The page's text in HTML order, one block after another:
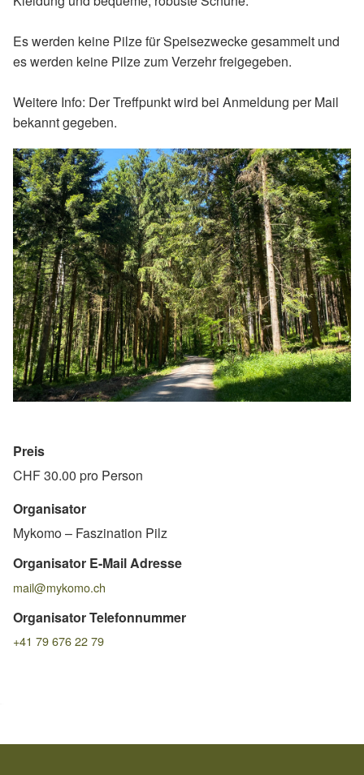
Es werden keine Pilze für Speisezwecke gesammelt und
es werden keine Pilze zum Verzehr freigegeben.
Weitere Info: Der Treffpunkt wird bei Anmeldung per Mail
bekannt gegeben.
Preis
CHF 30.00 pro Person
Organisator
Mykomo – Faszination Pilz
Organisator E-Mail Adresse
mail@mykomo.ch
Organisator Telefonnummer
+41 79 676 22 79